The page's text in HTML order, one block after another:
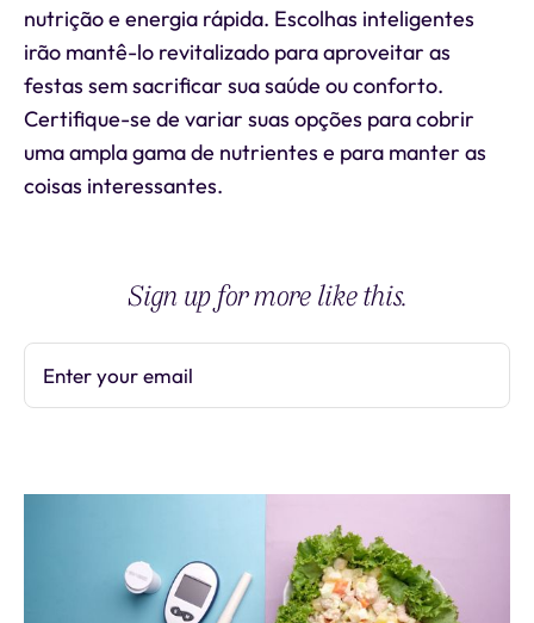
nutrição e energia rápida. Escolhas inteligentes
irão mantê-lo revitalizado para aproveitar as
festas sem sacrificar sua saúde ou conforto.
Certifique-se de variar suas opções para cobrir
uma ampla gama de nutrientes e para manter as
coisas interessantes.
Sign up for more like this.
Enter your email